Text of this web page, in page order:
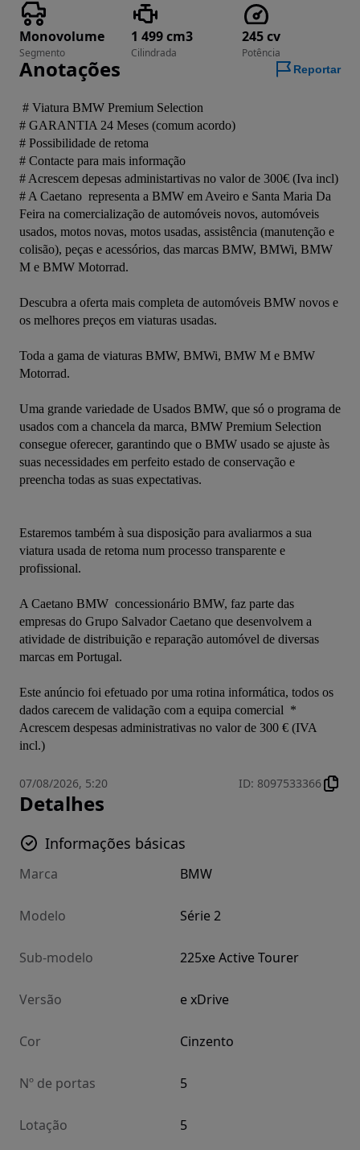
Monovolume
Segmento
1 499 cm3
Cilindrada
245 cv
Potência
Anotações Reportar
# GARANTIA 24 Meses (comum acordo)
# Possibilidade de retoma
# Contacte para mais informação
# Acrescem depesas administartivas no valor de 300€ (Iva incl)
# A Caetano  representa a BMW em Aveiro e Santa Maria Da
Feira na comercialização de automóveis novos, automóveis
usados, motos novas, motos usadas, assistência (manutenção e
colisão), peças e acessórios, das marcas BMW, BMWi, BMW
M e BMW Motorrad.
Descubra a oferta mais completa de automóveis BMW novos e
os melhores preços em viaturas usadas.
Toda a gama de viaturas BMW, BMWi, BMW M e BMW
Motorrad.
Uma grande variedade de Usados BMW, que só o programa de
usados com a chancela da marca, BMW Premium Selection
consegue oferecer, garantindo que o BMW usado se ajuste às
suas necessidades em perfeito estado de conservação e
preencha todas as suas expectativas.
Estaremos também à sua disposição para avaliarmos a sua
viatura usada de retoma num processo transparente e
profissional.
A Caetano BMW  concessionário BMW, faz parte das
empresas do Grupo Salvador Caetano que desenvolvem a
atividade de distribuição e reparação automóvel de diversas
marcas em Portugal.
Este anúncio foi efetuado por uma rotina informática, todos os
dados carecem de validação com a equipa comercial  *
Acrescem despesas administrativas no valor de 300 € (IVA
incl.)
07/08/2026, 5:20 ID: 8097533366
Detalhes
Informações básicas
Marca BMW
Modelo Série 2
Sub-modelo 225xe Active Tourer
Versão e xDrive
Cor Cinzento
Nº de portas 5
Lotação 5